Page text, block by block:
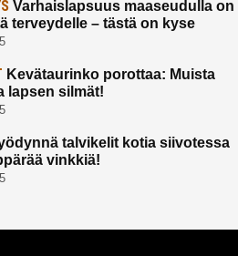
Varhaislapsuus maaseudulla on
terveydelle – tästä on kyse
Kevätaurinko porottaa: Muista
lapsen silmät!
talvikelit kotia siivotessa
vinkkiä!